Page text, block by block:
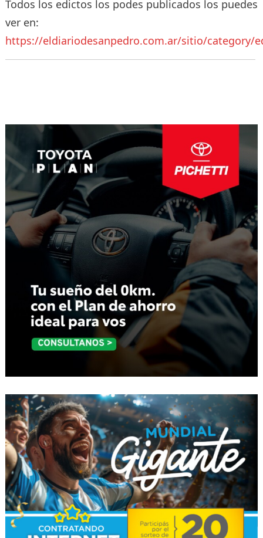
Todos los edictos los podes publicados los puedes
ver en:
https://eldiariodesanpedro.com.ar/sitio/category/
entradas